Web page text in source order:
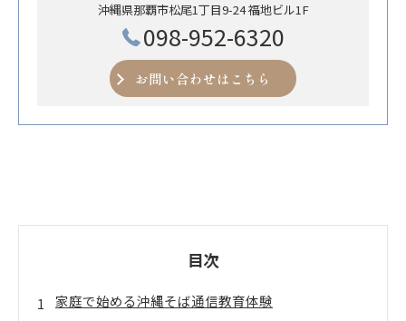
沖縄県那覇市松尾1丁目9-24 福地ビル1F
098-952-6320
お問い合わせはこちら
目次
家庭で始める沖縄そば通信教育体験